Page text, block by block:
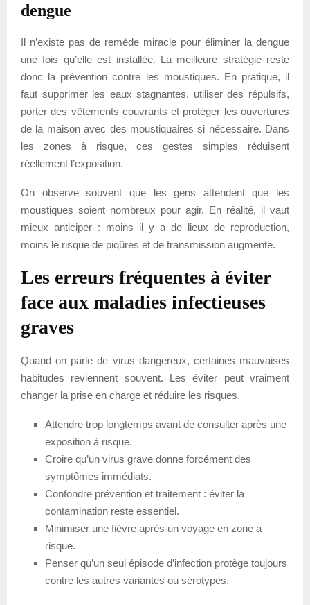
dengue
Il n’existe pas de remède miracle pour éliminer la dengue
une fois qu’elle est installée. La meilleure stratégie reste
donc la prévention contre les moustiques. En pratique, il
faut supprimer les eaux stagnantes, utiliser des répulsifs,
porter des vêtements couvrants et protéger les ouvertures
de la maison avec des moustiquaires si nécessaire. Dans
les zones à risque, ces gestes simples réduisent
réellement l’exposition.
On observe souvent que les gens attendent que les
moustiques soient nombreux pour agir. En réalité, il vaut
mieux anticiper : moins il y a de lieux de reproduction,
moins le risque de piqûres et de transmission augmente.
Les erreurs fréquentes à éviter
face aux maladies infectieuses
graves
Quand on parle de virus dangereux, certaines mauvaises
habitudes reviennent souvent. Les éviter peut vraiment
changer la prise en charge et réduire les risques.
Attendre trop longtemps avant de consulter après une
exposition à risque.
Croire qu’un virus grave donne forcément des
symptômes immédiats.
Confondre prévention et traitement : éviter la
contamination reste essentiel.
Minimiser une fièvre après un voyage en zone à
risque.
Penser qu’un seul épisode d’infection protège toujours
contre les autres variantes ou sérotypes.